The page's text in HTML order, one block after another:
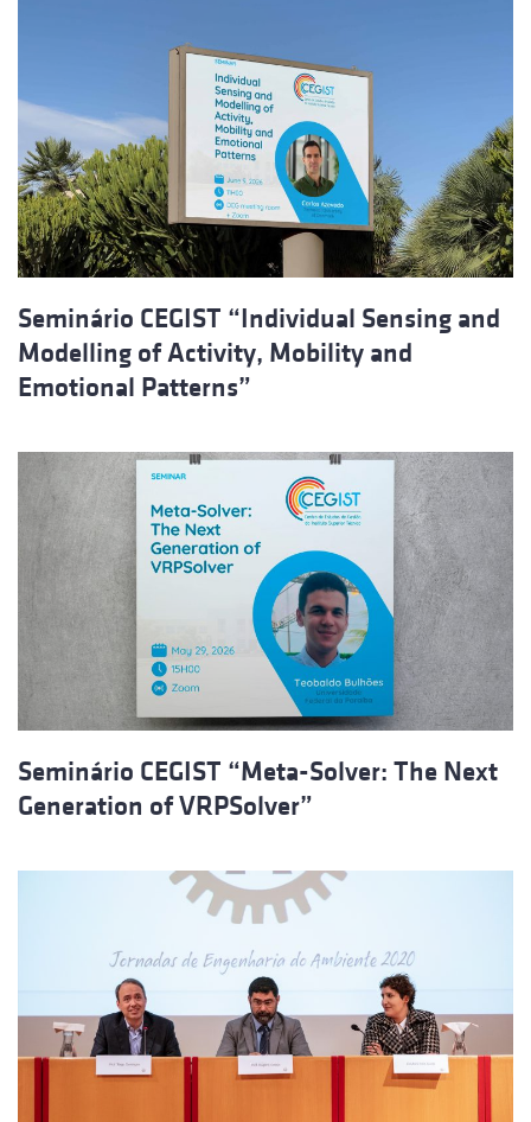
Seminário CEGIST “Individual Sensing and
Modelling of Activity, Mobility and
Emotional Patterns”
Seminário CEGIST “Meta-Solver: The Next
Generation of VRPSolver”